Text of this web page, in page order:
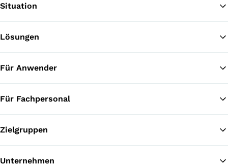
Situation
Lösungen
Für Anwender
Für Fachpersonal
Zielgruppen
Unternehmen